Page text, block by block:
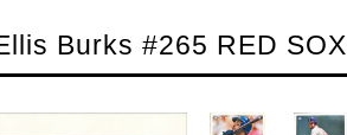
Burks #265 RED SOX